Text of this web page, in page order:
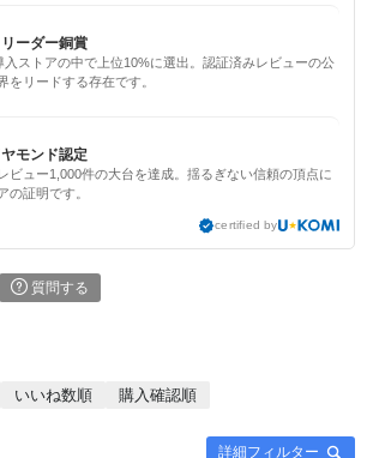
リーダー銅賞
入ストアの中で上位10%に選出。認証済みレビューの公
をリードする存在です。
モンド認定
ビュー1,000件の大台を達成。揺るぎない信頼の頂点に
の証明です。
certified by
質問する
詳細フィルター
いいね数順
購入確認順